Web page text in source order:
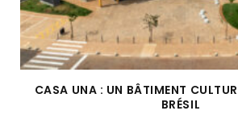
CASA UNA : UN BÂTIMENT
BRÉSIL